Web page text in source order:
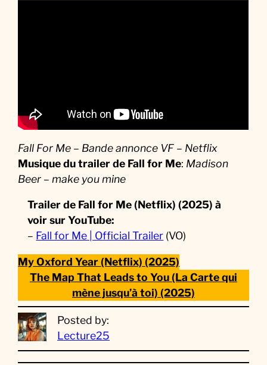
Fall For Me – Bande annonce VF – Netflix
Musique du trailer de Fall for Me: Madison
Beer – make you mine
Trailer de Fall for Me (Netflix) (2025) à
voir sur YouTube:
– Fall for Me | Official Trailer (VO)
My Oxford Year (Netflix) (2025)
The Map That Leads to You (La Carte qui
mène jusqu’à toi) (2025)
Posted by:
Lecture25